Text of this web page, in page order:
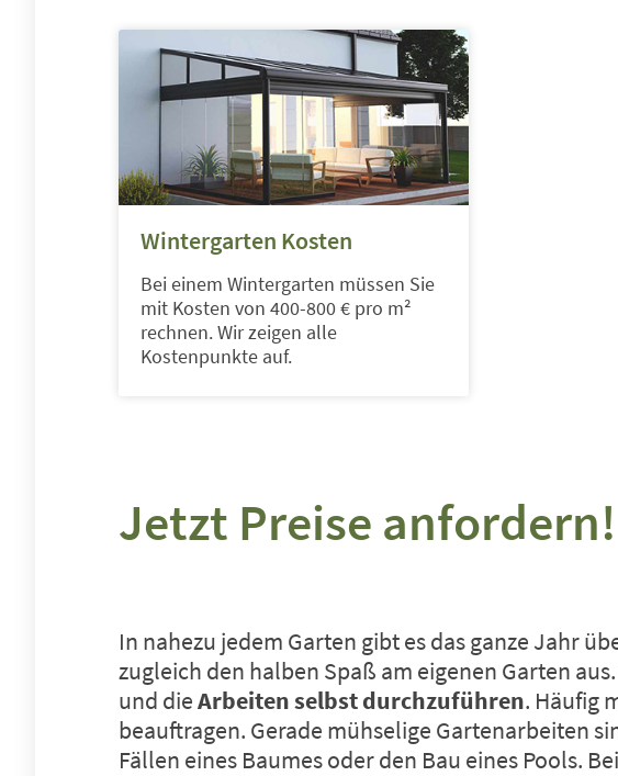
Wintergarten Kosten
Bei einem Wintergarten müssen Sie
mit Kosten von 400-800 € pro m²
rechnen. Wir zeigen alle
Kostenpunkte auf.
Jetzt Preise anfordern!
In nahezu jedem Garten gibt es das ganze Jahr
zugleich den halben Spaß am eigenen Garten
und dieArbeiten selbst durchzuführen. Häufig
beauftragen. Gerade mühselige Gartenarbeiten
Fällen eines Baumes oder den Bau eines Pools.